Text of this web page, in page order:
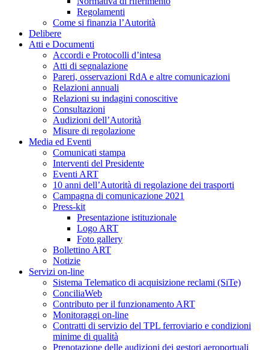
Regolamenti
Come si finanzia l’Autorità
Delibere
Atti e Documenti
Accordi e Protocolli d’intesa
Atti di segnalazione
Pareri, osservazioni RdA e altre comunicazioni
Relazioni annuali
Relazioni su indagini conoscitive
Consultazioni
Audizioni dell’Autorità
Misure di regolazione
Media ed Eventi
Comunicati stampa
Interventi del Presidente
Eventi ART
10 anni dell’Autorità di regolazione dei trasporti
Campagna di comunicazione 2021
Press-kit
Presentazione istituzionale
Logo ART
Foto gallery
Bollettino ART
Notizie
Servizi on-line
Sistema Telematico di acquisizione reclami (SiTe)
ConciliaWeb
Contributo per il funzionamento ART
Monitoraggi on-line
Contratti di servizio del TPL ferroviario e condizioni
minime di qualità
Prenotazione delle audizioni dei gestori aeroportuali